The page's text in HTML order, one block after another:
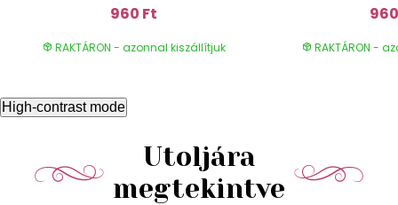
960 Ft
RAKTÁRON - azonnal kiszállítjuk RAKTÁRON -
High-contrast mode
Utoljára
megtekintve